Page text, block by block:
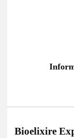
Bioelixire